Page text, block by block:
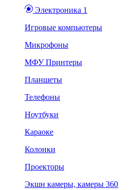
Электроника 1
Игровые компьютеры
Микрофоны
МФУ Принтеры
Планшеты
Телефоны
Ноутбуки
Караоке
Колонки
Проекторы
Экшн камеры, камеры 360